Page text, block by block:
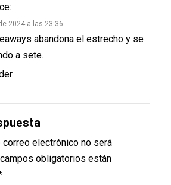
2024 a las 23:36
abandona el estrecho y se
a sete.
correo electrónico no será
obligatorios están